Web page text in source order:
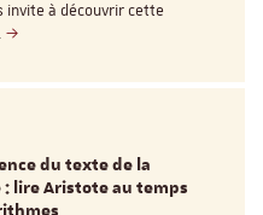
invite à découvrir cette
du texte de la
lire Aristote au temps